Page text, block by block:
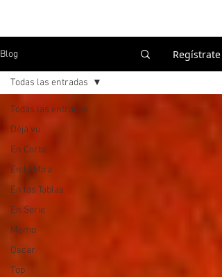
Blog Regístrate
Todas las entradas
Déjà vu
En Corto
En la Mira
En las Tablas
En Serie
Memo
Oscar
Top
Todas las entradas